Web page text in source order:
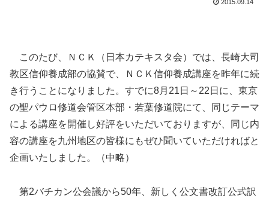
2015.09.14
このたび、ＮＣＫ（日本カテキスタ会）では、長崎大司
教区信仰養成部の協賛で、ＮＣＫ信仰養成講座を昨年に続
き行うことになりました。すでに8月21日～22日に、東京
の聖パウロ修道会管区本部・若葉修道院にて、同じテーマ
による講座を開催し好評をいただいておりますが、同じ内
容の講座を九州地区の皆様にもぜひ聞いていただければと
企画いたしました。（中略）
第2バチカン公会議から50年、新しく公文書改訂公式訳